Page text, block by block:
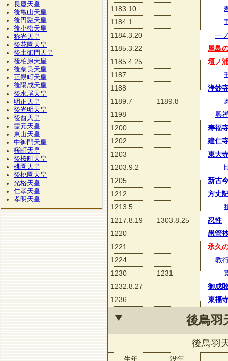
1183.10
1184.1
1184.3.20
一
1185.3.22
屋島
1185.4.25
壇ノ
1187
1188
浄妙
1189.7
1189.8
1198
興
1200
寿福
1202
建仁
1203
東大
1203.9.2
1205
新古
1212
方丈
1213.5
1217.8.19 1303.8.25
忍性
1220
愚管
1221
承久
1224
教
1230
1231
1232.8.27
御成
1236
東福
後鳥羽
後鳥羽
生年 没年
長慶天皇
後亀山天皇
後円融天皇
後小松天皇
称光天皇
後花園天皇
後土御門天皇
後柏原天皇
後奈良天皇
正親町天皇
後陽成天皇
後水尾天皇
明正天皇
後光明天皇
後西天皇
霊元天皇
東山天皇
中御門天皇
桜町天皇
後桜町天皇
桃園天皇
後桃園天皇
光格天皇
仁孝天皇
孝明天皇